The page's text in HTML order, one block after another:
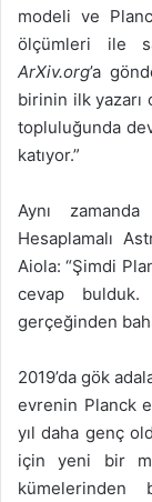
modeli ve
ölçümleri ile
ArXiv.org’a
birinin ilk yazarı
topluluğunda
katıyor.”
Aynı
Hesaplamalı
Aiola: “Şimdi
cevap
gerçeğinden
2019’da gök
evrenin Planck
yıl daha genç
için yeni bir
kümelerinden